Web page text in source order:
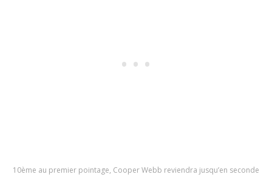
10ème au premier pointage, Cooper Webb reviendra jusqu’en seconde